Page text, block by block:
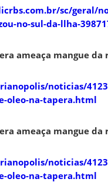
sc/geral/
no-sul-da-llha-
ameaça mangue da
noticias/
oleo-na-tapera.html
ameaça mangue da
noticias/
oleo-na-tapera.html